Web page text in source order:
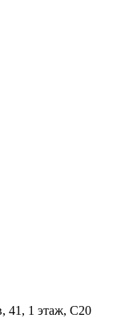
41, 1 этаж, С20